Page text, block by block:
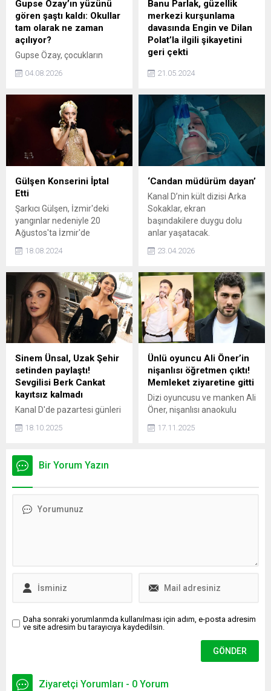
Gupse Özay’ın yüzünü
gören şaştı kaldı: Okullar
tam olarak ne zaman
açılıyor?
Gupse Özay, çocukların
kalemlerle boyadığı anları
paylaştı. Eğlenceli karelerde
Öykü Karayel ve Melodi
Elbirliler de yer aldı.
04.08.2026
Banu Parlak, güzellik
merkezi kurşunlama
davasında Engin ve Dilan
Polat’la ilgili şikayetini
geri çekti
merkezini kurşunladıkları
olduğu Engin ve Dilan
Polat'a açtığı davadan geri
adım attı. Konuyla ilgili
açıklama yapan Parlak,
"Nilda'nın bana 'Annem
senin kurşunlandığın gün
çok ağladı' demesi üzerine
dosya benim için bitmiştir"
dedi.
21.05.2024
Gülşen Konserini İptal
Etti
Şarkıcı Gülşen, İzmir'deki
yangınlar nedeniyle 20
Ağustos'ta İzmir'de
ettiğini duyurdu. Ünlü
dualarım İzmir halkı ve o
topraklarda yaşayan tüm
canlılarımız ile" ifadelerini
kullanarak, bu zor dönemde
İzmir'e destek olduğunu
belirtti. Gülşen, iptal edilen
konserin yerine yeni bir tarih
belirlediğini de açıkladı.
18.08.2024
‘Candan müdürüm dayan’
Kanal D’nin kült dizisi Arka
Sokaklar, ekran
başındakilere duygu dolu
anlar yaşatacak.
23.04.2026
Sinem Ünsal, Uzak Şehir
setinden paylaştı!
Sevgilisi Berk Cankat
kayıtsız kalmadı
Kanal D'de pazartesi günleri
rekorları kıran Uzak Şehir
oyuncularından biri olan
Sinem Ünsal'dan set
sevgilisi Berk Cankat da
18.10.2025
Ünlü oyuncu Ali Öner’in
nişanlısı öğretmen çıktı!
Memleket ziyaretine gitti
Dizi oyuncusu ve manken Ali
Öner, nişanlısı anaokulu
memleketi Erzurum'un Oltu
17.11.2025
Bir Yorum Yazın
Daha sonraki yorumlarımda kullanılması için adım, e-posta adresim
ve site adresim bu tarayıcıya kaydedilsin.
Ziyaretçi Yorumları - 0 Yorum